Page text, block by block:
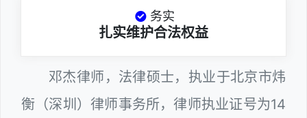
务实
扎实维护合法权益
邓杰律师，法律硕士，执业于北京市炜
衡（深圳）律师事务所，律师执业证号为14